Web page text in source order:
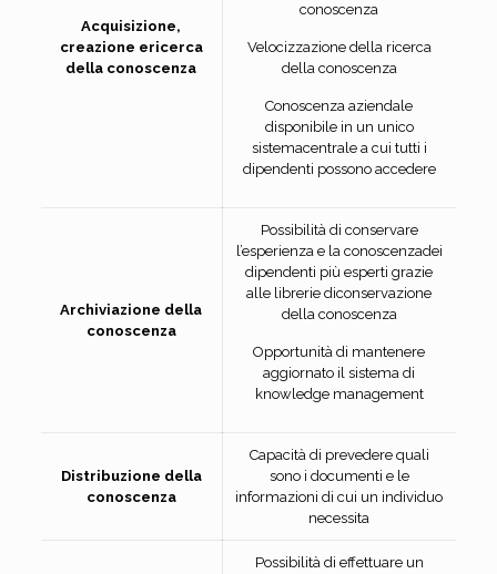
Acquisizione,
creazione ericerca
della conoscenza
conoscenza
Velocizzazione della ricerca
della conoscenza
Conoscenza aziendale
disponibile in un unico
sistemacentrale a cui tutti i
dipendenti possono accedere
Archiviazione della
conoscenza
Possibilità di conservare
l’esperienza e la conoscenzadei
dipendenti più esperti grazie
alle librerie diconservazione
della conoscenza
Opportunità di mantenere
aggiornato il sistema di
knowledge management
Distribuzione della
conoscenza
Capacità di prevedere quali
sono i documenti e le
informazioni di cui un individuo
necessita
Possibilità di effettuare un